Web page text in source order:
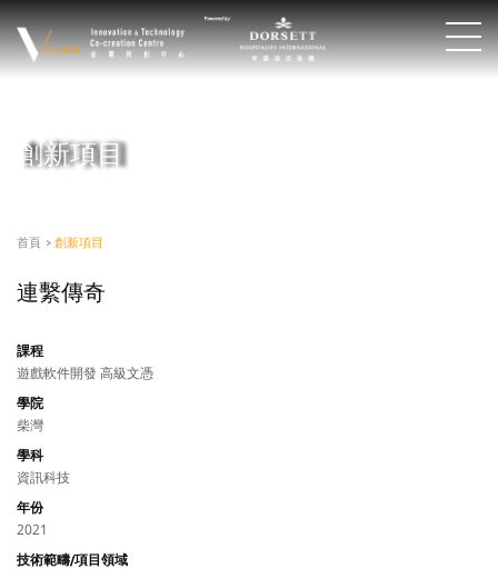
創新項目
首頁 > 創新項目
連繫傳奇
課程
遊戲軟件開發 高級文憑
學院
柴灣
學科
資訊科技
年份
2021
技術範疇/項目領域